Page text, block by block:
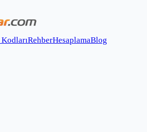
KodlarıRehberHesaplamaBlog